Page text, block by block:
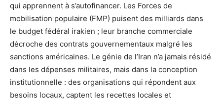
qui apprennent à s’autofinancer. Les Forces de
mobilisation populaire (FMP) puisent des milliards dans
le budget fédéral irakien ; leur branche commerciale
décroche des contrats gouvernementaux malgré les
sanctions américaines. Le génie de l’Iran n’a jamais résidé
dans les dépenses militaires, mais dans la conception
institutionnelle : des organisations qui répondent aux
besoins locaux, captent les recettes locales et